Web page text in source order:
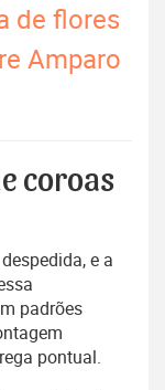
de flores
Amparo
coroas
e a
padrões
pontual.